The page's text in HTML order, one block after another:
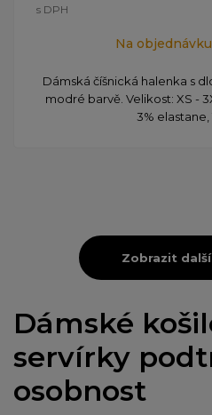
s DPH
Na
Dámská číšnická halenka s
modré barvě. Velikost: XS -
3% elastane,
Zobrazit
Dámské
servírky
osobnost